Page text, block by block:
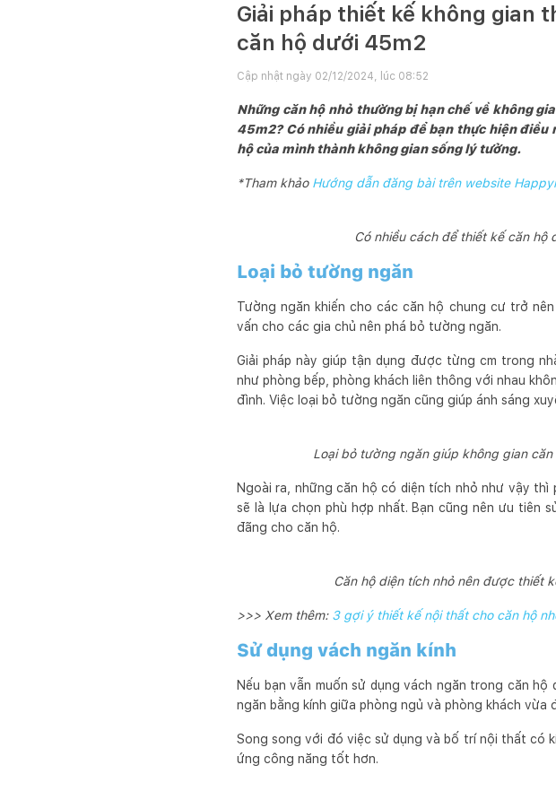
Giải pháp thiết kế không gian
căn hộ dưới 45m2
Cập nhật ngày 02/12/2024, lúc 08:52
Những căn hộ nhỏ thường bị hạn chế về không
45m2? Có nhiều giải pháp để bạn thực hiện
hộ của mình thành không gian sống lý tưởng.
*Tham khảo Hướng dẫn đăng bài trên website
Có nhiều cách để thiết kế căn hộ
Loại bỏ tường ngăn
Tường ngăn khiến cho các căn hộ chung cư trở
vấn cho các gia chủ nên phá bỏ tường ngăn.
Giải pháp này giúp tận dụng được từng cm trong
như phòng bếp, phòng khách liên thông với nhau
đình. Việc loại bỏ tường ngăn cũng giúp ánh sáng
Loại bỏ tường ngăn giúp không gian
Ngoài ra, những căn hộ có diện tích nhỏ như vậy
sẽ là lựa chọn phù hợp nhất. Bạn cũng nên ưu tiên
đãng cho căn hộ.
Căn hộ diện tích nhỏ nên được thiết
>>> Xem thêm: 3 gợi ý thiết kế nội thất cho căn hộ
Sử dụng vách ngăn kính
Nếu bạn vẫn muốn sử dụng vách ngăn trong căn
ngăn bằng kính giữa phòng ngủ và phòng khách
Song song với đó việc sử dụng và bố trí nội thất có
ứng công năng tốt hơn.